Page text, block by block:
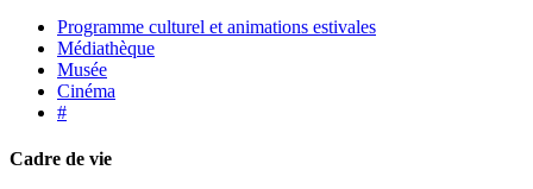
Programme culturel et animations estivales
Médiathèque
Musée
Cinéma
#
Cadre de vie